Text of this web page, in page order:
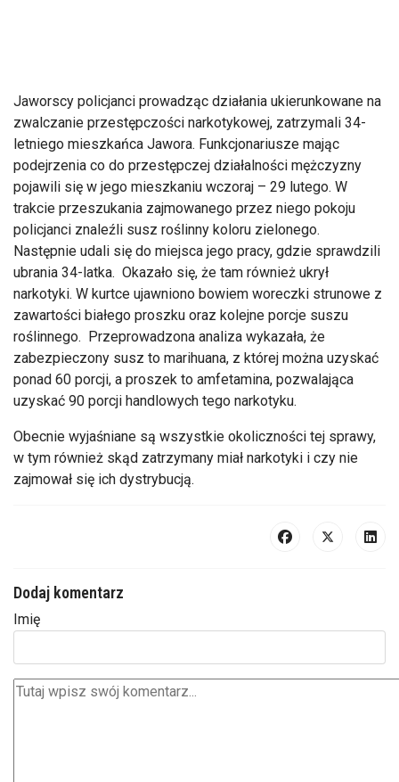
Jaworscy policjanci prowadząc działania ukierunkowane na
zwalczanie przestępczości narkotykowej, zatrzymali 34-
letniego mieszkańca Jawora. Funkcjonariusze mając
podejrzenia co do przestępczej działalności mężczyzny
pojawili się w jego mieszkaniu wczoraj – 29 lutego. W
trakcie przeszukania zajmowanego przez niego pokoju
policjanci znaleźli susz roślinny koloru zielonego.
Następnie udali się do miejsca jego pracy, gdzie sprawdzili
ubrania 34-latka. Okazało się, że tam również ukrył
narkotyki. W kurtce ujawniono bowiem woreczki strunowe z
zawartości białego proszku oraz kolejne porcje suszu
roślinnego. Przeprowadzona analiza wykazała, że
zabezpieczony susz to marihuana, z której można uzyskać
ponad 60 porcji, a proszek to amfetamina, pozwalająca
uzyskać 90 porcji handlowych tego narkotyku.
Obecnie wyjaśniane są wszystkie okoliczności tej sprawy,
w tym również skąd zatrzymany miał narkotyki i czy nie
zajmował się ich dystrybucją.
Dodaj komentarz
Imię